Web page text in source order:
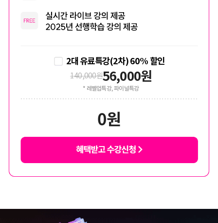
2대 유료특강(2차) 60% 할인
140,000원56,000원
* 레벨업특강, 파이널특강
0원